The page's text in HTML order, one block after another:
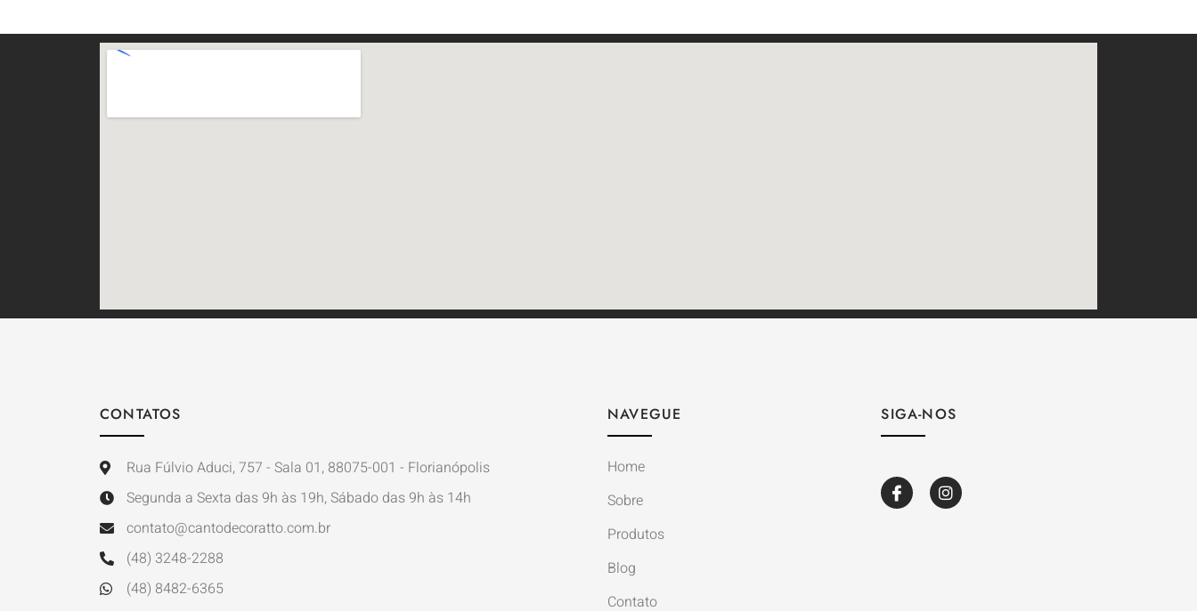
CONTATOS
Rua Fúlvio Aduci, 757 - Sala 01, 88075-001 - Florianópolis
Segunda a Sexta das 9h às 19h, Sábado das 9h às 14h
contato@cantodecoratto.com.br
(48) 3248-2288
(48) 8482-6365
NAVEGUE
Home
Sobre
Produtos
Blog
Contato
SIGA-NOS